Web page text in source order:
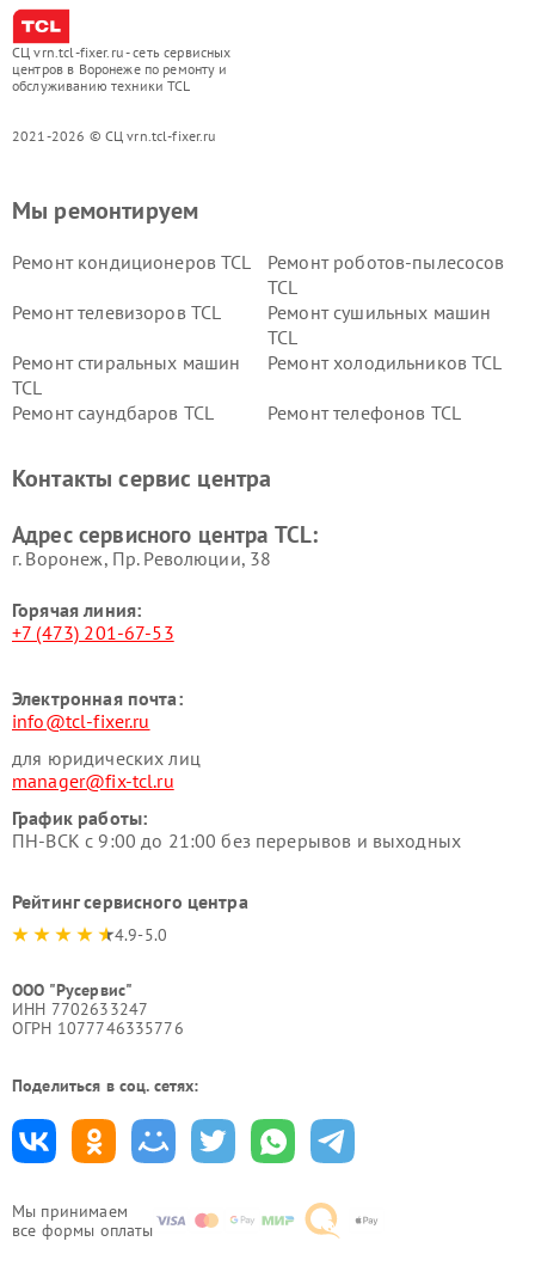
СЦ vrn.tcl-fixer.ru - сеть сервисных
центров в Воронеже по ремонту и
обслуживанию техники TCL
2021-2026 © СЦ vrn.tcl-fixer.ru
Мы принимаем
все формы оплаты
Мы ремонтируем
Ремонт кондиционеров TCL
Ремонт роботов-пылесосов
TCL
Ремонт телевизоров TCL
Ремонт сушильных машин
TCL
Ремонт стиральных машин
TCL
Ремонт холодильников TCL
Ремонт саундбаров TCL Ремонт телефонов TCL
Контакты сервис центра
Адрес сервисного центра TCL:
г. Воронеж, Пр. Революции, 38
Горячая линия:
+7 (473) 201-67-53
Электронная почта:
info@tcl-fixer.ru
для юридических лиц
manager@fix-tcl.ru
График работы:
ПН-ВСК с 9:00 до 21:00 без перерывов и выходных
Рейтинг сервисного центра
4.9-5.0
ООО "Русервис"
ИНН 7702633247
ОГРН 1077746335776
Поделиться в соц. сетях: